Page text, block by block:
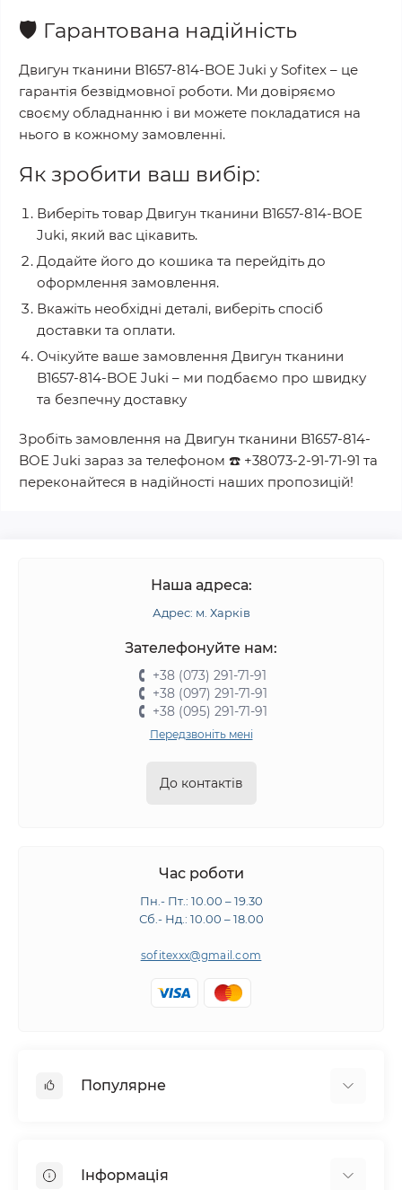
🛡️ Гарантована надійність
Двигун тканини B1657-814-BOE Juki у Sofitex – це
гарантія безвідмовної роботи. Ми довіряємо
своєму обладнанню і ви можете покладатися на
нього в кожному замовленні.
Як зробити ваш вибір:
Виберіть товар Двигун тканини B1657-814-BOE
Juki, який вас цікавить.
Додайте його до кошика та перейдіть до
оформлення замовлення.
Вкажіть необхідні деталі, виберіть спосіб
доставки та оплати.
Очікуйте ваше замовлення Двигун тканини
B1657-814-BOE Juki – ми подбаємо про швидку
та безпечну доставку
Зробіть замовлення на Двигун тканини B1657-814-
BOE Juki зараз за телефоном ☎️ +38073-2-91-71-91 та
переконайтеся в надійності наших пропозицій!
Наша адреса:
Адрес: м. Харків
Зателефонуйте нам:
+38 (073) 291-71-91
+38 (097) 291-71-91
+38 (095) 291-71-91
Передзвоніть мені
До контактів
Час роботи
Пн.- Пт.: 10.00 – 19.30
Сб.- Нд.: 10.00 – 18.00
sofitexxx@gmail.com
Популярне
Розкрійне обладнання
Інформація